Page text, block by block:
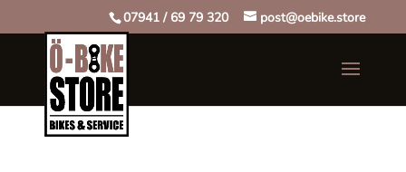
07941 / 69 79 320 post@oebike.store